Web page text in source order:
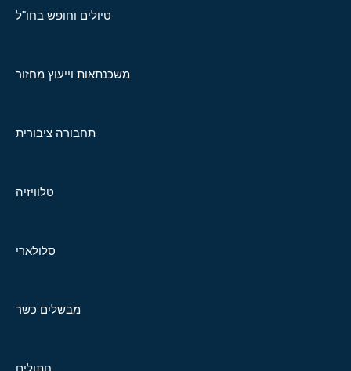
טיולים וחופש בחו"ל
משכנתאות וייעוץ מחזור
תחבורה ציבורית
טלוויזיה
סלולארי
מבשלים כשר
חתולים